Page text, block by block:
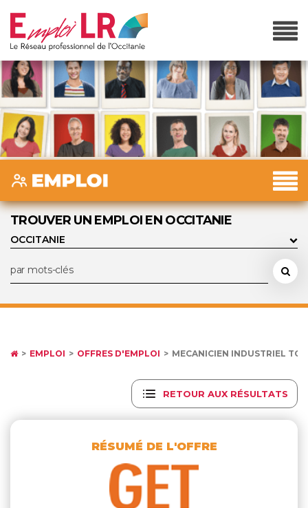
TROUVER UN EMPLOI EN OCCITANIE
EMPLOI OFFRES D'EMPLOI MECANICIEN INDUSTRIEL
RETOUR AUX RÉSULTATS
RÉSUMÉ DE L'OFFRE